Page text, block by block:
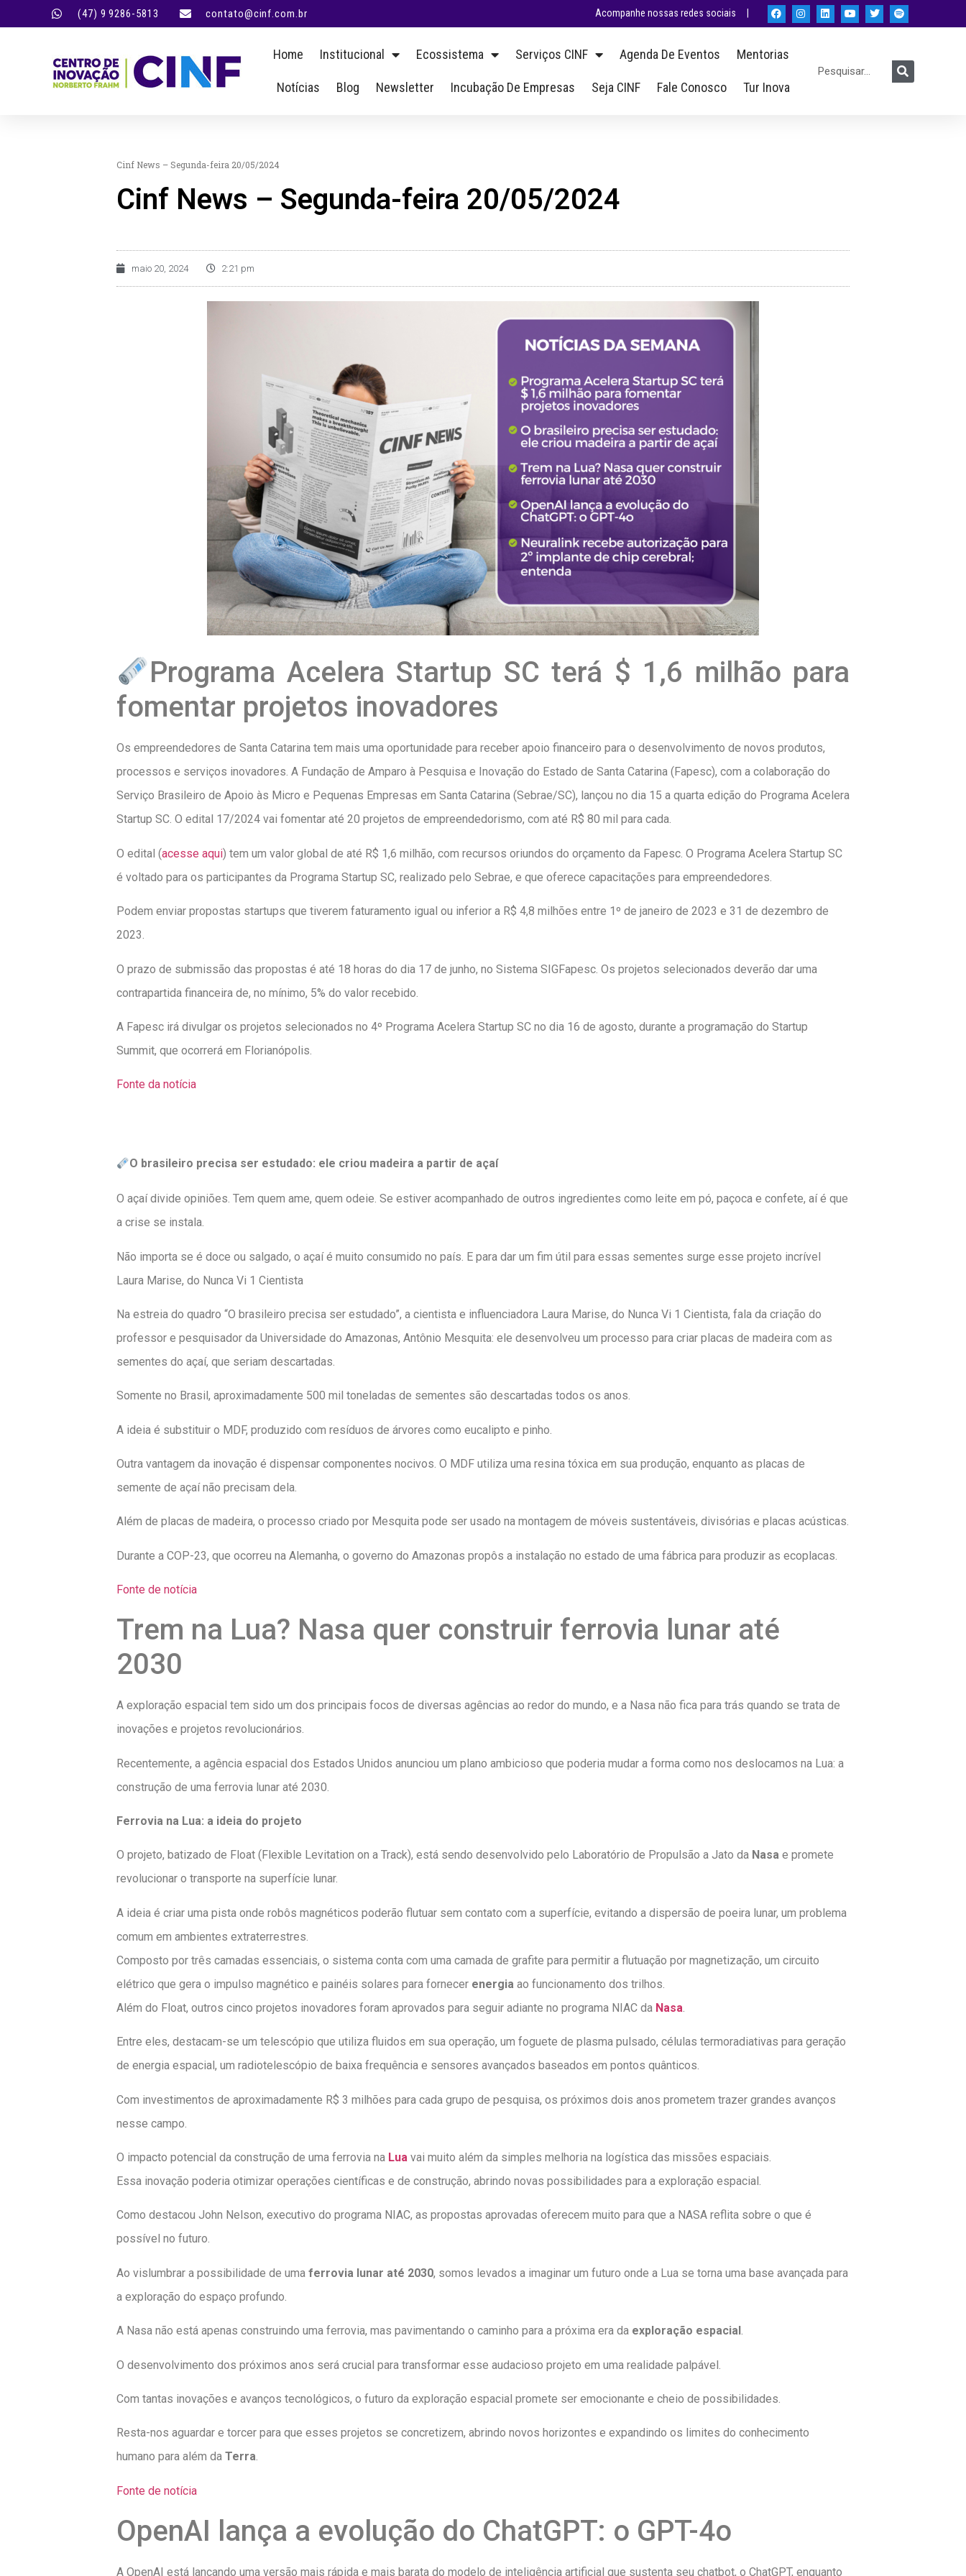
(47) 9 9286-5813 contato@cinf.com.br Acompanhe nossas redes sociais |
Home Institucional Ecossistema Serviços CINF Agenda De Eventos Mentorias
Notícias Blog Newsletter Incubação De Empresas Seja CINF Fale Conosco Tur Inova
Cinf News – Segunda-feira 20/05/2024
Cinf News – Segunda-feira 20/05/2024
maio 20, 2024 2:21 pm
Programa Acelera Startup SC terá $ 1,6 milhão para
fomentar projetos inovadores
Os empreendedores de Santa Catarina tem mais uma oportunidade para receber apoio financeiro para o desenvolvimento de novos produtos,
processos e serviços inovadores. A Fundação de Amparo à Pesquisa e Inovação do Estado de Santa Catarina (Fapesc), com a colaboração do
Serviço Brasileiro de Apoio às Micro e Pequenas Empresas em Santa Catarina (Sebrae/SC), lançou no dia 15 a quarta edição do Programa Acelera
Startup SC. O edital 17/2024 vai fomentar até 20 projetos de empreendedorismo, com até R$ 80 mil para cada.
O edital (acesse aqui) tem um valor global de até R$ 1,6 milhão, com recursos oriundos do orçamento da Fapesc. O Programa Acelera Startup SC
é voltado para os participantes da Programa Startup SC, realizado pelo Sebrae, e que oferece capacitações para empreendedores.
Podem enviar propostas startups que tiverem faturamento igual ou inferior a R$ 4,8 milhões entre 1º de janeiro de 2023 e 31 de dezembro de
2023.
O prazo de submissão das propostas é até 18 horas do dia 17 de junho, no Sistema SIGFapesc. Os projetos selecionados deverão dar uma
contrapartida financeira de, no mínimo, 5% do valor recebido.
A Fapesc irá divulgar os projetos selecionados no 4º Programa Acelera Startup SC no dia 16 de agosto, durante a programação do Startup
Summit, que ocorrerá em Florianópolis.
Fonte da notícia
O brasileiro precisa ser estudado: ele criou madeira a partir de açaí
O açaí divide opiniões. Tem quem ame, quem odeie. Se estiver acompanhado de outros ingredientes como leite em pó, paçoca e confete, aí é que
a crise se instala.
Não importa se é doce ou salgado, o açaí é muito consumido no país. E para dar um fim útil para essas sementes surge esse projeto incrível
Laura Marise, do Nunca Vi 1 Cientista
Na estreia do quadro “O brasileiro precisa ser estudado”, a cientista e influenciadora Laura Marise, do Nunca Vi 1 Cientista, fala da criação do
professor e pesquisador da Universidade do Amazonas, Antônio Mesquita: ele desenvolveu um processo para criar placas de madeira com as
sementes do açaí, que seriam descartadas.
Somente no Brasil, aproximadamente 500 mil toneladas de sementes são descartadas todos os anos.
A ideia é substituir o MDF, produzido com resíduos de árvores como eucalipto e pinho.
Outra vantagem da inovação é dispensar componentes nocivos. O MDF utiliza uma resina tóxica em sua produção, enquanto as placas de
semente de açaí não precisam dela.
Além de placas de madeira, o processo criado por Mesquita pode ser usado na montagem de móveis sustentáveis, divisórias e placas acústicas.
Durante a COP-23, que ocorreu na Alemanha, o governo do Amazonas propôs a instalação no estado de uma fábrica para produzir as ecoplacas.
Fonte de notícia
Trem na Lua? Nasa quer construir ferrovia lunar até
2030
A exploração espacial tem sido um dos principais focos de diversas agências ao redor do mundo, e a Nasa não fica para trás quando se trata de
inovações e projetos revolucionários.
Recentemente, a agência espacial dos Estados Unidos anunciou um plano ambicioso que poderia mudar a forma como nos deslocamos na Lua: a
construção de uma ferrovia lunar até 2030.
Ferrovia na Lua: a ideia do projeto
O projeto, batizado de Float (Flexible Levitation on a Track), está sendo desenvolvido pelo Laboratório de Propulsão a Jato da Nasa e promete
revolucionar o transporte na superfície lunar.
A ideia é criar uma pista onde robôs magnéticos poderão flutuar sem contato com a superfície, evitando a dispersão de poeira lunar, um problema
comum em ambientes extraterrestres.
Composto por três camadas essenciais, o sistema conta com uma camada de grafite para permitir a flutuação por magnetização, um circuito
elétrico que gera o impulso magnético e painéis solares para fornecer energia ao funcionamento dos trilhos.
Além do Float, outros cinco projetos inovadores foram aprovados para seguir adiante no programa NIAC da Nasa.
Entre eles, destacam-se um telescópio que utiliza fluidos em sua operação, um foguete de plasma pulsado, células termoradiativas para geração
de energia espacial, um radiotelescópio de baixa frequência e sensores avançados baseados em pontos quânticos.
Com investimentos de aproximadamente R$ 3 milhões para cada grupo de pesquisa, os próximos dois anos prometem trazer grandes avanços
nesse campo.
O impacto potencial da construção de uma ferrovia na Lua vai muito além da simples melhoria na logística das missões espaciais.
Essa inovação poderia otimizar operações científicas e de construção, abrindo novas possibilidades para a exploração espacial.
Como destacou John Nelson, executivo do programa NIAC, as propostas aprovadas oferecem muito para que a NASA reflita sobre o que é
possível no futuro.
Ao vislumbrar a possibilidade de uma ferrovia lunar até 2030, somos levados a imaginar um futuro onde a Lua se torna uma base avançada para
a exploração do espaço profundo.
A Nasa não está apenas construindo uma ferrovia, mas pavimentando o caminho para a próxima era da exploração espacial .
O desenvolvimento dos próximos anos será crucial para transformar esse audacioso projeto em uma realidade palpável.
Com tantas inovações e avanços tecnológicos, o futuro da exploração espacial promete ser emocionante e cheio de possibilidades.
Resta-nos aguardar e torcer para que esses projetos se concretizem, abrindo novos horizontes e expandindo os limites do conhecimento
humano para além da Terra.
Fonte de notícia
OpenAI lança a evolução do ChatGPT: o GPT-4o
A OpenAI está lançando uma versão mais rápida e mais barata do modelo de inteligência artificial que sustenta seu chatbot, o ChatGPT, enquanto